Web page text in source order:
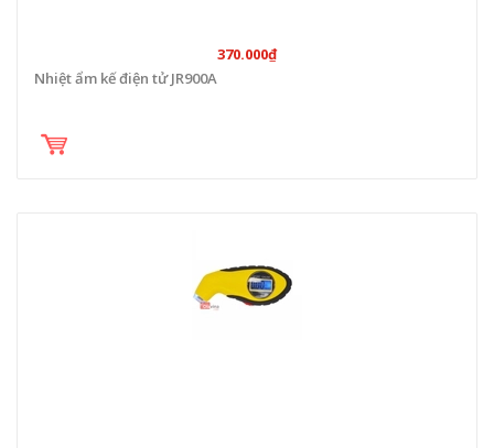
370.000₫
Nhiệt ẩm kế điện tử JR900A